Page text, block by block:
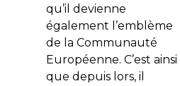
qu’il devienne
également l’emblème
de la Communauté
Européenne. C’est ainsi
que depuis lors, il